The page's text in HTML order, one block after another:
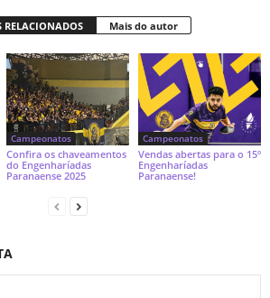
RELACIONADOS Mais do autor
Campeonatos
Confira os chaveamentos
do Engenharíadas
Paranaense 2025
Campeonatos
Vendas abertas para o 15º
Engenharíadas
Paranaense!